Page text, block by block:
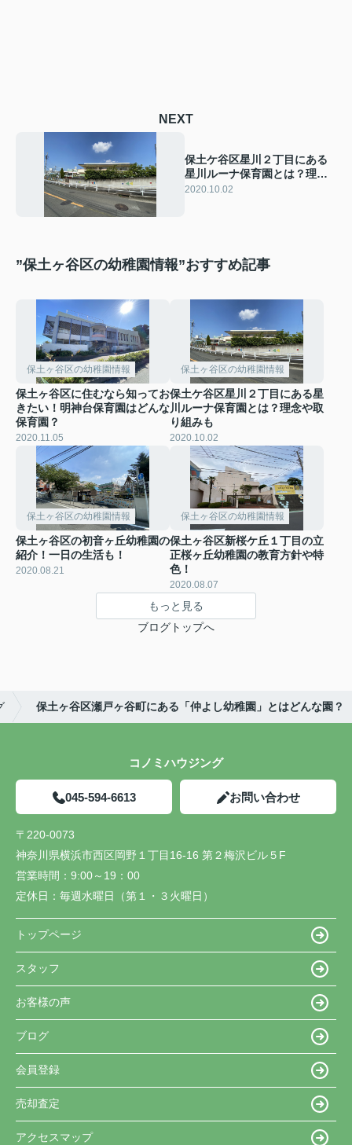
NEXT
保土ケ谷区星川２丁目にある
星川ルーナ保育園とは？理念
や取り組みも
2020.10.02
”保土ヶ谷区の幼稚園情報”おすすめ記事
保土ヶ谷区の幼稚園情報
保土ヶ谷区に住むなら知ってお
きたい！明神台保育園はどんな
保育園？
2020.11.05
保土ヶ谷区の幼稚園情報
保土ケ谷区星川２丁目にある星
川ルーナ保育園とは？理念や取
り組みも
2020.10.02
保土ヶ谷区の幼稚園情報
保土ヶ谷区の初音ヶ丘幼稚園の
紹介！一日の生活も！
2020.08.21
保土ヶ谷区の幼稚園情報
保土ヶ谷区新桜ケ丘１丁目の立
正桜ヶ丘幼稚園の教育方針や特
色！
2020.08.07
もっと見る
ブログトップへ
保土ヶ谷区瀬戸ヶ谷町にある「仲よし幼稚園」とはどんな園？
コノミハウジング
045-594-6613 お問い合わせ
〒220-0073
神奈川県横浜市西区岡野１丁目16-16 第２梅沢ビル５F
営業時間： 9:00～19：00
定休日： 毎週水曜日（第１・３火曜日）
トップページ
スタッフ
お客様の声
ブログ
会員登録
売却査定
アクセスマップ